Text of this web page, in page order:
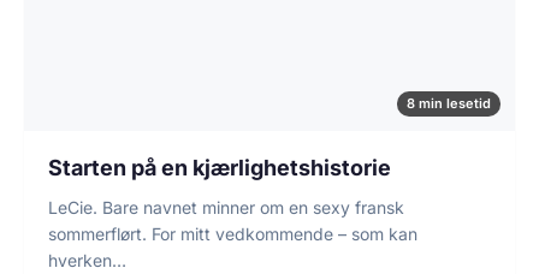
8 min lesetid
Starten på en kjærlighetshistorie
LeCie. Bare navnet minner om en sexy fransk
sommerflørt. For mitt vedkommende – som kan
hverken…